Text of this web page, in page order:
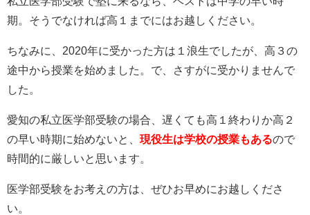
期。そうでなければ高１までにはお越しください。
ちなみに、2020年に受かった方は１浪生でしたが、高３の
途中から授業を始めました。で、さすがに受かりませんで
した。
愛知の私立医学部受験の場合、遅くても高１終わりか高２
の早い時期に始めないと、 現役生は学校の授業もあるので
時間的に厳しいと思います。
医学部受験をお考えの方は、ぜひお早めにお越しくださ
い。